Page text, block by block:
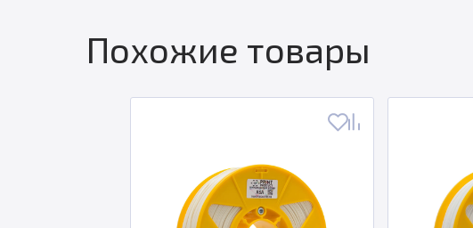
Похожие товары